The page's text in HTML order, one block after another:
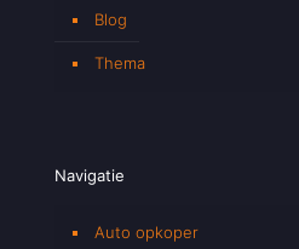
Blog
Thema
Navigatie
Auto opkoper